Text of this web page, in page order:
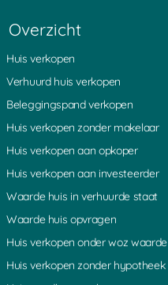
Overzicht
Huis verkopen
Verhuurd huis verkopen
Beleggingspand verkopen
Huis verkopen zonder makelaar
Huis verkopen aan opkoper
Huis verkopen aan investeerder
Waarde huis in verhuurde staat
Waarde huis opvragen
Huis verkopen onder woz waarde
Huis verkopen zonder hypotheek